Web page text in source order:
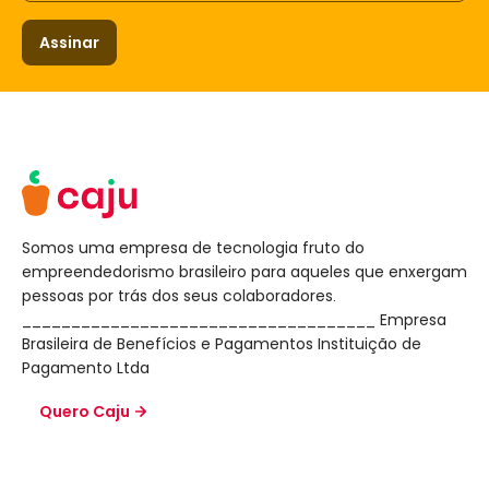
Assinar
Somos uma empresa de tecnologia fruto do
empreendedorismo brasileiro para aqueles que enxergam
pessoas por trás dos seus colaboradores.
____________________________________ Empresa
Brasileira de Benefícios e Pagamentos Instituição de
Pagamento Ltda
Quero Caju